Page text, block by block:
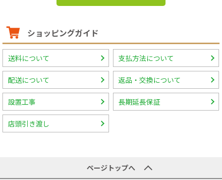
ショッピングガイド
送料について 支払方法について
配送について 返品・交換について
設置工事 長期延長保証
店頭引き渡し
ページトップへ